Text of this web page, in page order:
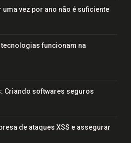
uma vez por ano não é suficiente
funcionam na
Criando softwares seguros
de ataques XSS e assegurar